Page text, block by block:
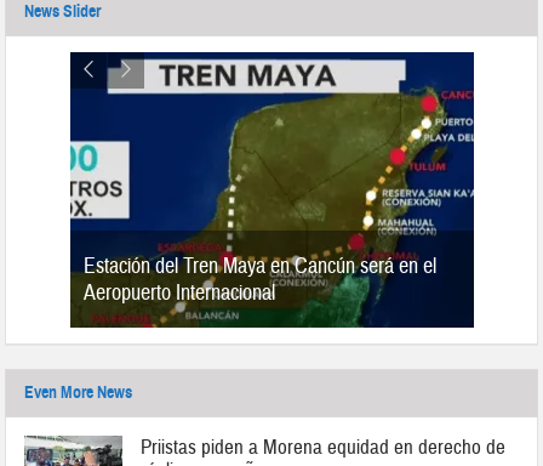
News Slider
Estación del Tren Maya en Cancún será en el
Aeropuerto Internacional
Even More News
Priistas piden a Morena equidad en derecho de